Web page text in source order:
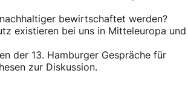
bewirtschaftet werden?
existieren bei uns in Mitteleuropa und
der 13. Hamburger Gespräche für
zur Diskussion.